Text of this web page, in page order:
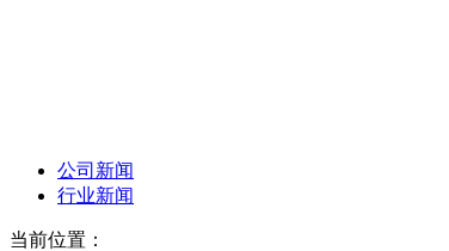
公司新闻
行业新闻
当前位置：